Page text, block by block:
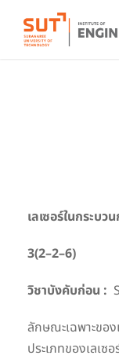
เลเซอร์ในกระบว
3(2–2–6)
วิชาบังคับก่อน :
ลักษณะเฉพาะของ
ประเภทของเลเ